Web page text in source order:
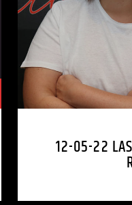
12-05-22